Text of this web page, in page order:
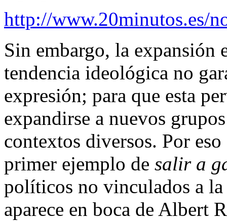
http://www.20minutos.es/
Sin embargo, la expansión
tendencia ideológica no
expresión; para que esta
expandirse a nuevos
contextos diversos. Por
primer ejemplo de salir a
políticos no vinculados a
aparece en boca de Albert